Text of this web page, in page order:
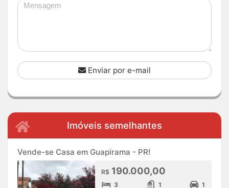
Enviar por e-mail
Imóveis semelhantes
Vende-se Casa em Guapirama - PR!
R$ 190.000,00
3 1 1